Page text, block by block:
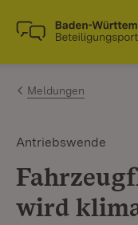
Zum Inhalt
Link zur Startseite
Meldungen
Antriebswende
wird